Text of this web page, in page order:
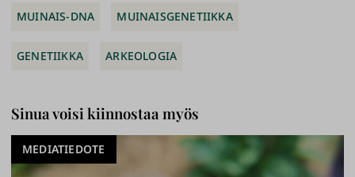
MUINAIS-DNA
MUINAISGENETIIKKA
GENETIIKKA ARKEOLOGIA
Sinua voisi kiinnostaa myös
MEDIATIEDOTE